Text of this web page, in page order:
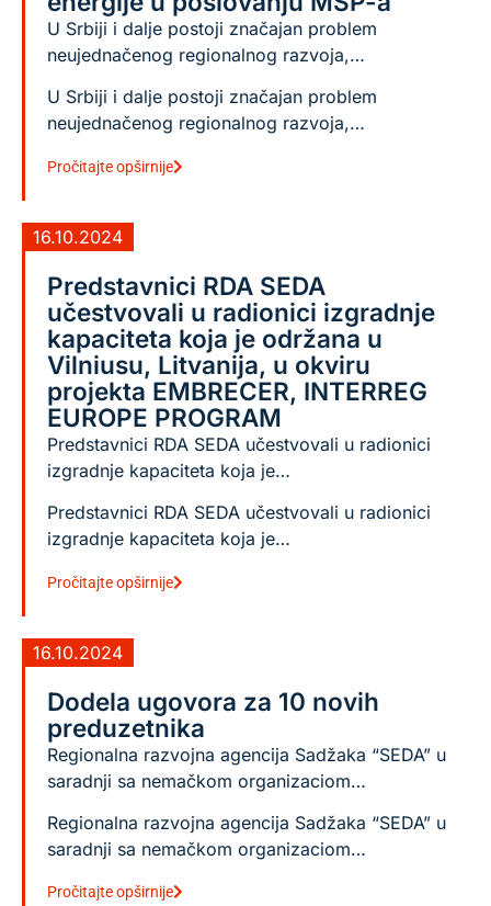
U Srbiji i dalje postoji značajan problem
neujednačenog regionalnog razvoja,…
U Srbiji i dalje postoji značajan problem
neujednačenog regionalnog razvoja,…
Pročitajte opširnije
16.10.2024
Predstavnici RDA SEDA
učestvovali u radionici izgradnje
kapaciteta koja je održana u
Vilniusu, Litvanija, u okviru
projekta EMBRECER, INTERREG
EUROPE PROGRAM
Predstavnici RDA SEDA učestvovali u radionici
izgradnje kapaciteta koja je…
Predstavnici RDA SEDA učestvovali u radionici
izgradnje kapaciteta koja je…
Pročitajte opširnije
16.10.2024
Dodela ugovora za 10 novih
preduzetnika
Regionalna razvojna agencija Sadžaka “SEDA” u
saradnji sa nemačkom organizaciom…
Regionalna razvojna agencija Sadžaka “SEDA” u
saradnji sa nemačkom organizaciom…
Pročitajte opširnije